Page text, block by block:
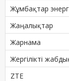
Жұмбақтар
Жаңалықтар
Жарнама
Жергілікті
ZTE